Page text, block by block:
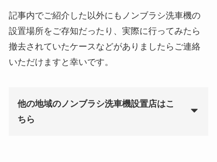
記事内でご紹介した以外にもノンブラシ洗車機の
設置場所をご存知だったり、実際に行ってみたら
撤去されていたケースなどがありましたらご連絡
いただけますと幸いです。
他の地域のノンブラシ洗車機設置店はこ
ちら